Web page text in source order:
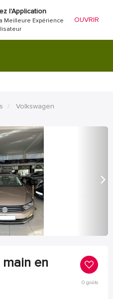
l'Application
Meilleure Expérience
OUVRIR
Volkswagen
en
0goûts